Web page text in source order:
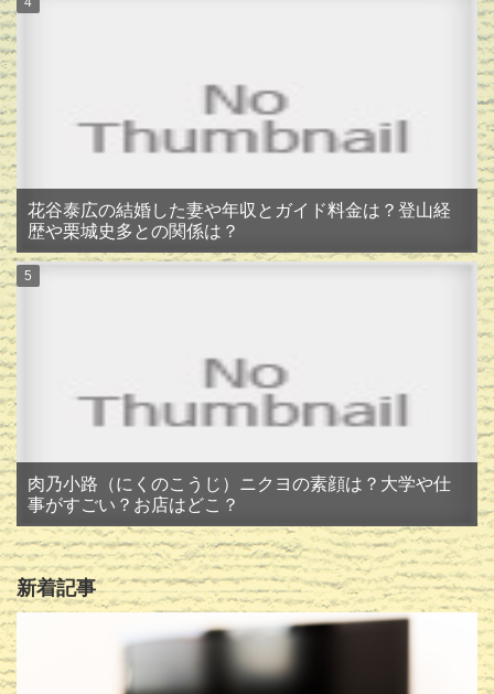
花谷泰広の結婚した妻や年収とガイド料金は？登山経
歴や栗城史多との関係は？
肉乃小路（にくのこうじ）ニクヨの素顔は？大学や仕
事がすごい？お店はどこ？
新着記事